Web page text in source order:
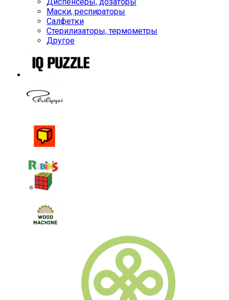
Маски, респираторы
Салфетки
Стерилизаторы, термометры
Другое